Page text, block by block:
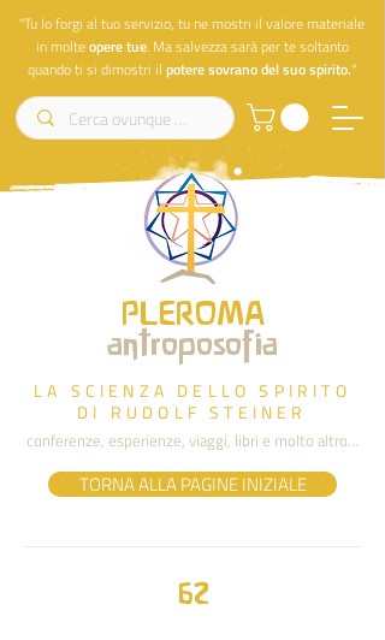
"Tu lo forgi al tuo servizio, tu ne mostri il valore materiale
in molteoperetue. Ma salvezza sarà per te soltanto
quando ti si dimostri il potere sovrano del suo spirito."
PLEROMA
antroposofia
LA SCIENZA DELLO SPIRITO
DI RUDOLF STEINER
conferenze, esperienze, viaggi, libri e molto altro...
TORNA ALLA PAGINE INIZIALE
62